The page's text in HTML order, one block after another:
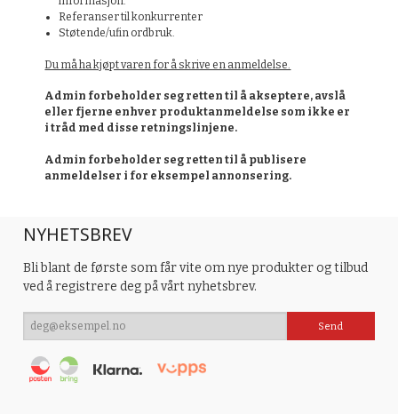
Referanser til konkurrenter
Støtende/ufin ordbruk.
Du må ha kjøpt varen for å skrive en anmeldelse.
Admin forbeholder seg retten til å akseptere, avslå
eller fjerne enhver produktanmeldelse som ikke er
i tråd med disse retningslinjene.
Admin forbeholder seg retten til å publisere
anmeldelser i for eksempel annonsering.
NYHETSBREV
Bli blant de første som får vite om nye produkter og tilbud
ved å registrere deg på vårt nyhetsbrev.